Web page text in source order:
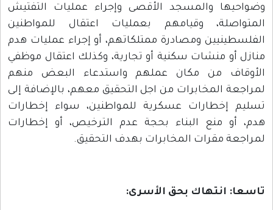
والمسجد الأقصى وإجراء عمليات التفتيش
وقيامهم بعمليات اعتقال للمواطنين
ومصادرة ممتلكاتهم، أو إجراء عمليات هدم
أو منشات سكنية أو تجارية، وكذلك اعتقال موظفي
من مكان عملهم واستدعاء البعض منهم
المخابرات من اجل التحقيق معهم، بالإضافة إلى
إخطارات عسكرية للمواطنين، سواء إخطارات
أو منع البناء بحجة عدم الترخيص، أو إخطارات
مقرات المخابرات بهدف التحقيق.
انتهاك بحق الأسرى: